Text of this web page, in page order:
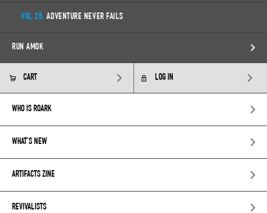
VOL 28: ADVENTURE NEVER FAILS
RUN AMOK
CART LOG IN
WHO IS ROARK
WHAT’S NEW
ARTIFACTS ZINE
REVIVALISTS